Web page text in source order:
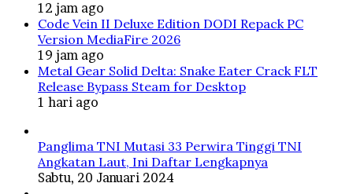
12 jam ago
Code Vein II Deluxe Edition DODI Repack PC
Version MediaFire 2026
19 jam ago
Metal Gear Solid Delta: Snake Eater Crack FLT
Release Bypass Steam for Desktop
1 hari ago
Panglima TNI Mutasi 33 Perwira Tinggi TNI
Angkatan Laut, Ini Daftar Lengkapnya
Sabtu, 20 Januari 2024